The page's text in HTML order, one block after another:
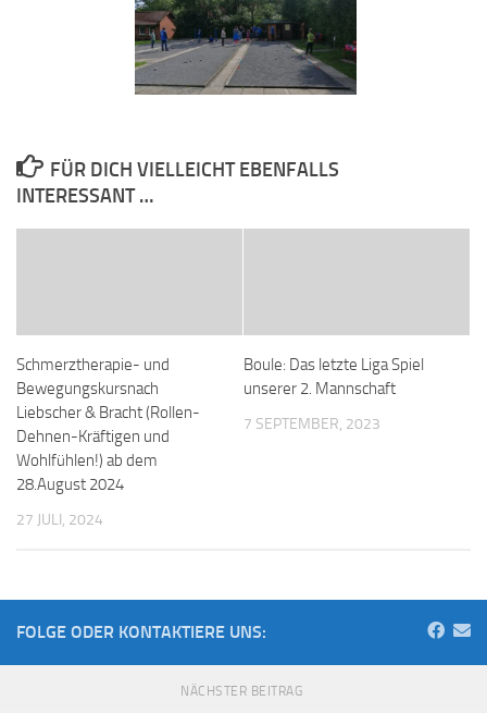
FÜR DICH VIELLEICHT EBENFALLS
INTERESSANT …
Schmerztherapie- und
Bewegungskursnach
Liebscher & Bracht (Rollen-
Dehnen-Kräftigen und
Wohlfühlen!) ab dem
28.August 2024
27 JULI, 2024
Boule: Das letzte Liga Spiel
unserer 2. Mannschaft
7 SEPTEMBER, 2023
FOLGE ODER KONTAKTIERE UNS:
NÄCHSTER BEITRAG